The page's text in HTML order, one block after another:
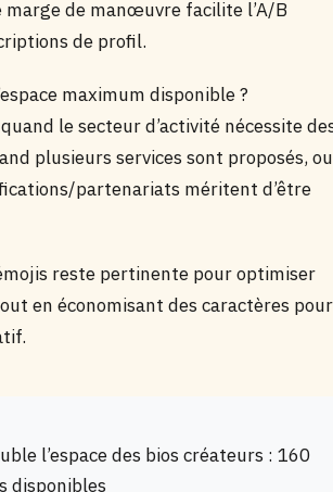
marge de manœuvre facilite l’A/B
de profil.
maximum disponible ?
le secteur d’activité nécessite
plusieurs services sont proposés, ou
partenariats méritent d’être
reste pertinente pour optimiser
en économisant des caractères pour
l’espace des bios créateurs : 160
disponibles